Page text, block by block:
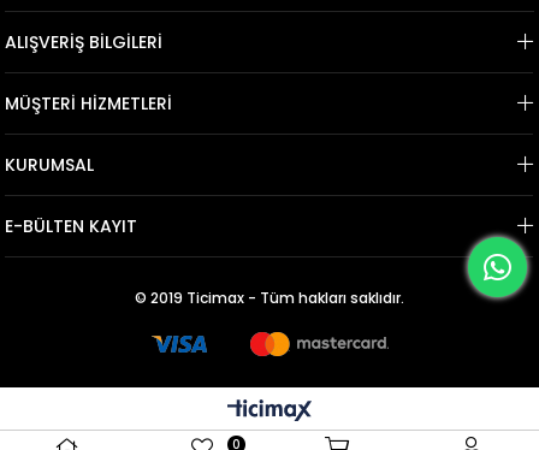
ALIŞVERİŞ BİLGİLERİ
MÜŞTERİ HİZMETLERİ
KURUMSAL
E-BÜLTEN KAYIT
© 2019 Ticimax - Tüm hakları saklıdır.
0